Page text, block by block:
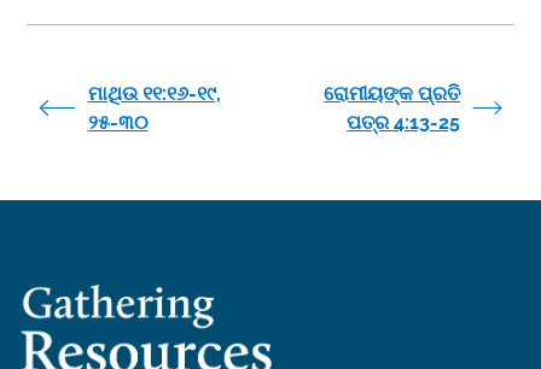
ମାଥିଉ ୧୧:୧୬-୧୯,
୨୫-୩୦
ରୋମୀୟଙ୍କ ପ୍ରତି
ପତ୍ର 4:13-25